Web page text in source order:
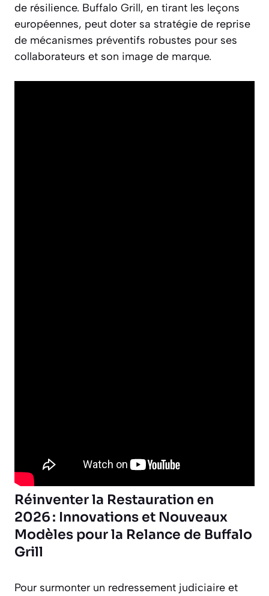
de résilience. Buffalo Grill, en tirant les leçons
européennes, peut doter sa stratégie de reprise
de mécanismes préventifs robustes pour ses
collaborateurs et son image de marque.
Réinventer la Restauration en
2026 : Innovations et Nouveaux
Modèles pour la Relance de Buffalo
Grill
Pour surmonter un redressement judiciaire et